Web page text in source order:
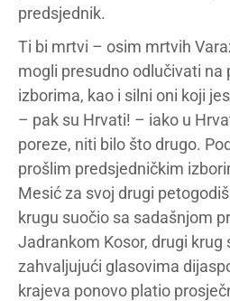
predsjednik.
Ti bi mrtvi – osim mrtvih
mogli presudno odlučivati na
izborima, kao i silni oni koji
– pak su Hrvati! – iako u
poreze, niti bilo što drugo.
prošlim predsjedničkim
Mesić za svoj drugi
krugu suočio sa sadašnjom
Jadrankom Kosor, drugi krug
zahvaljujući glasovima
krajeva ponovo platio